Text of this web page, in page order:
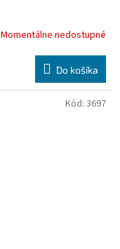
Momentálne nedostupné
Do košíka
Kód: 3697